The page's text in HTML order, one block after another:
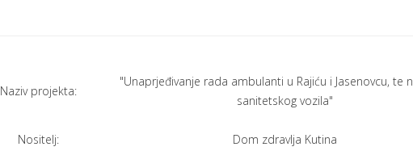
Naziv projekta:
"Unaprjeđivanje rada ambulanti u Rajiću i Jasenovcu, te
sanitetskog vozila"
Nositelj: Dom zdravlja Kutina